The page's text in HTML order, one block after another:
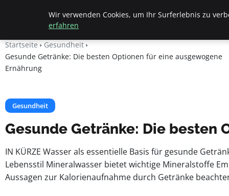
Apemania Shop
Startseite
Gesundheit
Gesunde Getränke: Die besten Optionen für eine ausgewogene
Ernährung
Gesundheit
Gesunde Getränke: Die besten
IN KÜRZE Wasser als essentielle Basis für gesunde
Lebensstil Mineralwasser bietet wichtige Mineralstoffe
Aussagen zur Kalorienaufnahme durch Getränke
Wir verwenden Cookies, um Ihr Surferlebnis zu
erfahren